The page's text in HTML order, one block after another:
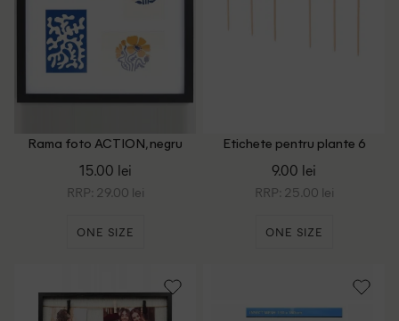
Rama foto ACTION, negru
15.00 lei
RRP: 29.00 lei
ONE SIZE
Etichete pentru plante 6
crem/negru
9.00 lei
RRP: 25.00 lei
ONE SIZE